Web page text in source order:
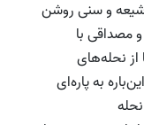
شیعه و سنی روشن
مصداقی با
نحله‌های
به پاره‌ای